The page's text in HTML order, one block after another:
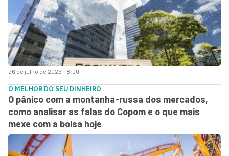
26 de julho de 2026 - 8:00
O MELHOR DO SEU DINHEIRO
O pânico com a montanha-russa dos mercados,
como analisar as falas do Copom e o que mais
mexe com a bolsa hoje